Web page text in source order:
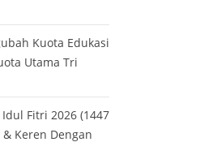
Kuota Edukasi
Utama Tri
Fitri 2026 (1447
Keren Dengan